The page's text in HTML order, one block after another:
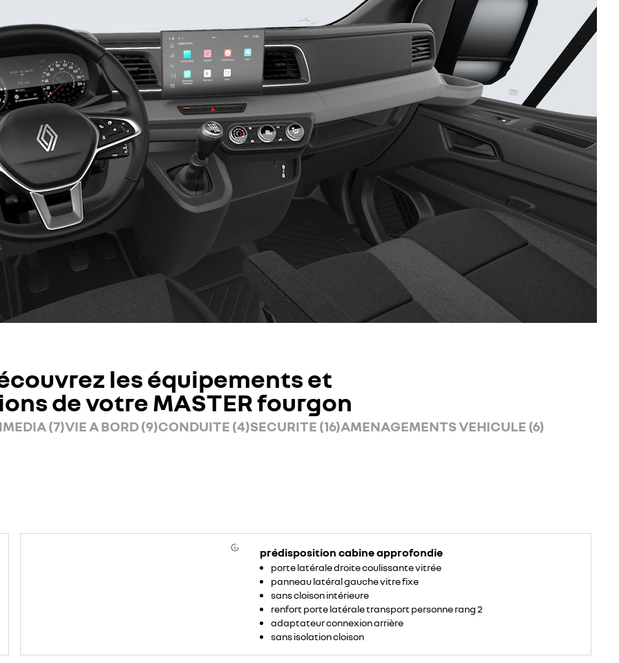
les équipements et
de votre MASTER fourgon
(7)VIE A BORD (9)CONDUITE (4)SECURITE (16)AMENAGEMENTS VEHICULE (6)
prédisposition cabine approfondie
porte latérale droite coulissante vitrée
panneau latéral gauche vitre fixe
sans cloison intérieure
renfort porte latérale transport personne rang 2
adaptateur connexion arrière
sans isolation cloison